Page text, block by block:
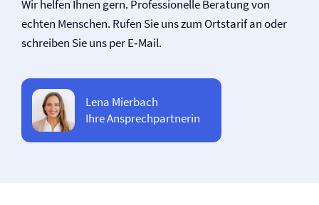
Wir helfen Ihnen gern. Professionelle Beratung von
echten Menschen. Rufen Sie uns zum Ortstarif an oder
schreiben Sie uns per E‑Mail.
Lena Mierbach
Ihre Ansprechpartnerin